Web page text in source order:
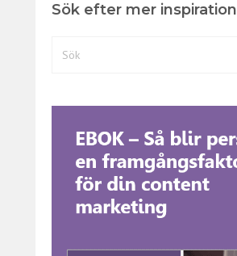
Sök efter mer inspiration